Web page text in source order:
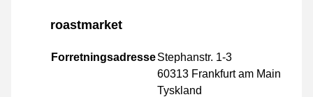
roastmarket
ForretningsadresseStephanstr. 1-3
60313 Frankfurt am Main
Tyskland